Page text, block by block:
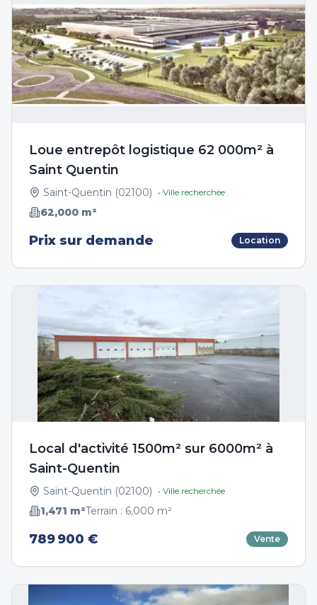
Loue entrepôt logistique 62 000m² à
Saint Quentin
Saint-Quentin (02100) • Ville recherchée
62,000 m²
Prix sur demande Location
Local d'activité 1500m² sur 6000m² à
Saint-Quentin
Saint-Quentin (02100) • Ville recherchée
1,471 m²Terrain : 6,000 m²
789 900 € Vente